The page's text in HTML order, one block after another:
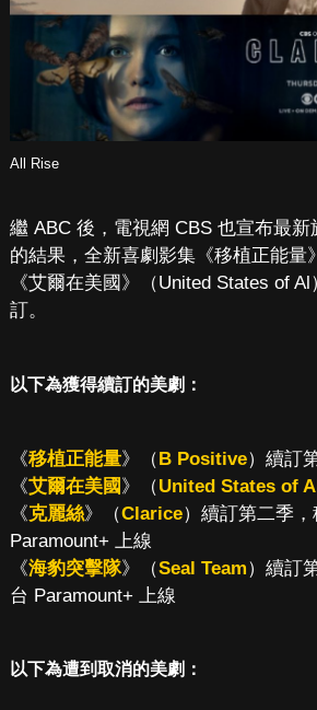
All Rise
繼 ABC 後，電視網 CBS 也宣布最
的結果，全新喜劇影集《移植正能量
《艾爾在美國》（United States of
訂。
以下為獲得續訂的美劇：
《移植正能量》（B Positive）續訂
《艾爾在美國》（United States of
《克麗絲》（Clarice）續訂第二季
Paramount+ 上線
《海豹突擊隊》（Seal Team）續訂
台 Paramount+ 上線
以下為遭到取消的美劇：